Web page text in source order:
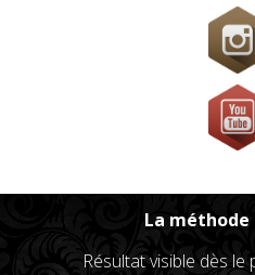
La méthode
Résultat visible dès